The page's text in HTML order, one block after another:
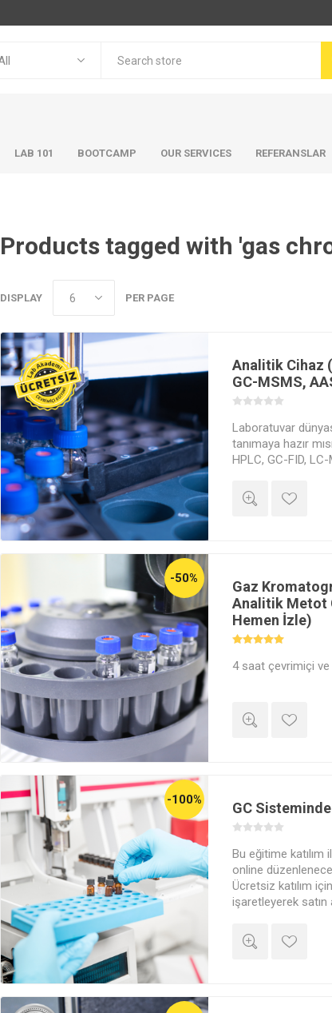
LAB 101 BOOTCAMP OUR SERVICES REFERANSLAR
Products tagged with 'gas
DISPLAY PER PAGE
Analitik Cihaz
GC-MSMS,
Laboratuvar
tanımaya hazır
HPLC, GC-FID,
-50%
Gaz
Analitik Metot
Hemen İzle)
4 saat çevrimiçi ve
-100% GC
Bu eğitime katılım
online
Ücretsiz katılım
işaretleyerek
adınıza
"Sertifika Talebi"